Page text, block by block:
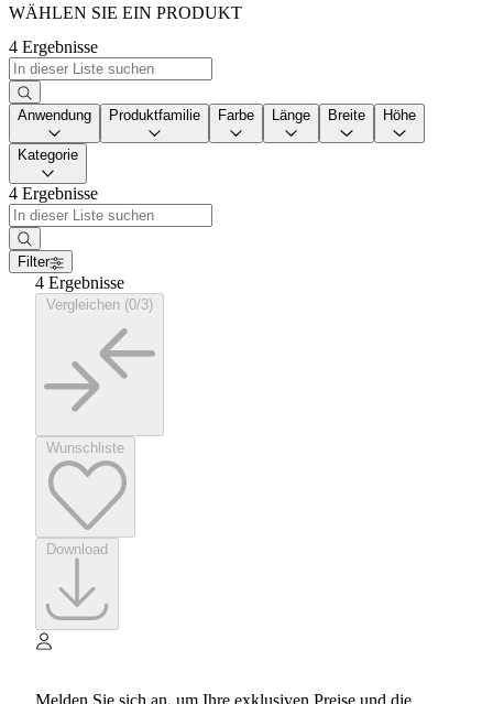
WÄHLEN SIE EIN PRODUKT
4 Ergebnisse
Anwendung Produktfamilie Farbe Länge Breite Höhe
Kategorie
4 Ergebnisse
Filter
4 Ergebnisse